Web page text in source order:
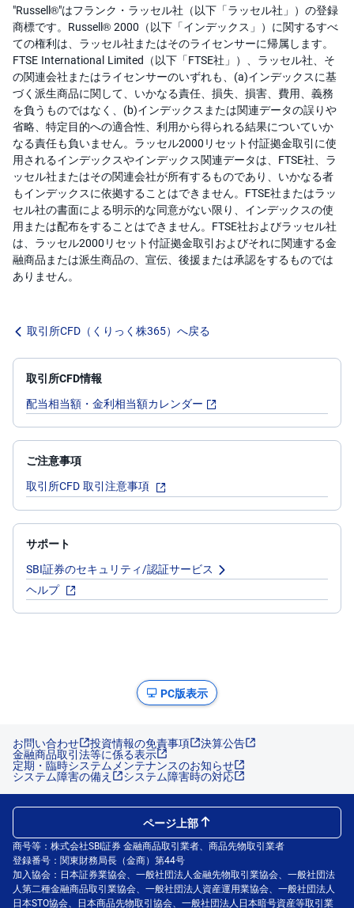
"Russell®"はフランク・ラッセル社（以下「ラッセル社」）の登録
商標です。Russell® 2000（以下「インデックス」）に関するすべ
ての権利は、ラッセル社またはそのライセンサーに帰属します。
FTSE International Limited（以下「FTSE社」）、ラッセル社、そ
の関連会社またはライセンサーのいずれも、(a)インデックスに基
づく派生商品に関して、いかなる責任、損失、損害、費用、義務
を負うものではなく、(b)インデックスまたは関連データの誤りや
省略、特定目的への適合性、利用から得られる結果についていか
なる責任も負いません。ラッセル2000リセット付証拠金取引に使
用されるインデックスやインデックス関連データは、FTSE社、ラ
ッセル社またはその関連会社が所有するものであり、いかなる者
もインデックスに依拠することはできません。FTSE社またはラッ
セル社の書面による明示的な同意がない限り、インデックスの使
用または配布をすることはできません。FTSE社およびラッセル社
は、ラッセル2000リセット付証拠金取引およびそれに関連する金
融商品または派生商品の、宣伝、後援または承認をするものでは
ありません。
取引所CFD（くりっく株365）へ戻る
取引所CFD情報
配当相当額・金利相当額カレンダー
ご注意事項
取引所CFD 取引注意事項
サポート
SBI証券のセキュリティ/認証サービス
ヘルプ
PC版表示
お問い合わせ 投資情報の免責事項 決算公告
金融商品取引法等に係る表示
定期・臨時システムメンテナンスのお知らせ
システム障害の備え システム障害時の対応
商号等：株式会社SBI証券 金融商品取引業者、商品先物取引業者
登録番号：関東財務局長（金商）第44号
加入協会：日本証券業協会、一般社団法人金融先物取引業協会、一般社団法
人第二種金融商品取引業協会、一般社団法人資産運用業協会、一般社団法人
日本STO協会、日本商品先物取引協会、一般社団法人日本暗号資産等取引業
ページ上部